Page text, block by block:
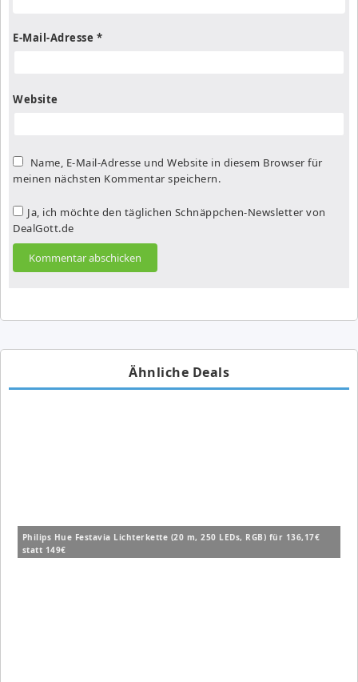
E-Mail-Adresse *
Website
Name, E-Mail-Adresse und Website in diesem Browser für
meinen nächsten Kommentar speichern.
Ja, ich möchte den täglichen Schnäppchen-Newsletter von
DealGott.de
Ähnliche Deals
Philips Hue Festavia Lichterkette (20 m, 250 LEDs, RGB) für 136,17€
statt 149€